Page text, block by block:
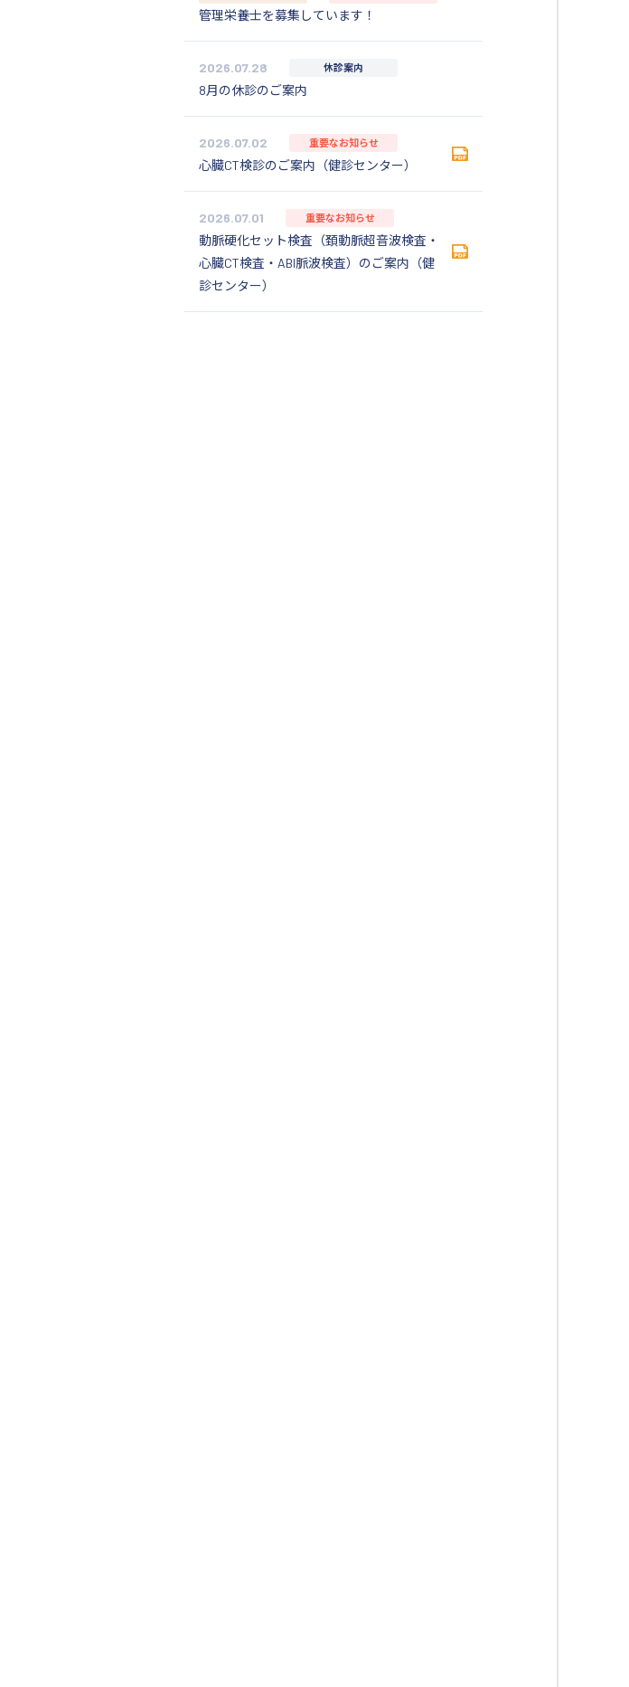
管理栄養士を募集しています！
2026.07.28 休診案内
8月の休診のご案内
2026.07.02 重要なお知らせ
心臓CT検診のご案内（健診センター）
2026.07.01 重要なお知らせ
動脈硬化セット検査（頚動脈超音波検査・
心臓CT検査・ABI脈波検査）のご案内（健
診センター）